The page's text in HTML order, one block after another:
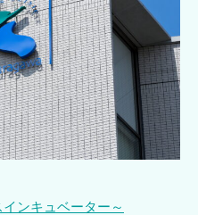
ンキュベーター～